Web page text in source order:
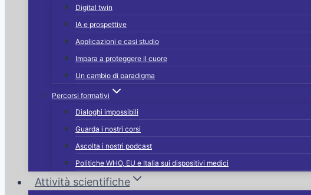
Digital twin
IA e prospettive
Applicazioni e casi studio
Impara a proteggere il cuore
Un cambio di paradigma
Percorsi formativi
Dialoghi impossibili
Guarda i nostri corsi
Ascolta i nostri podcast
Politiche WHO, EU e Italia sui dispositivi medici
Attività scientifiche